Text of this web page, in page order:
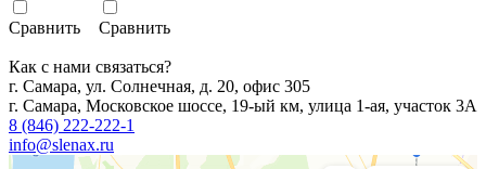
Сравнить Сравнить
Как с нами связаться?
г. Самара, ул. Солнечная, д. 20, офис 305
г. Самара, Московское шоссе, 19-ый км, улица 1-ая, участок 3А
8 (846) 222-222-1
info@slenax.ru